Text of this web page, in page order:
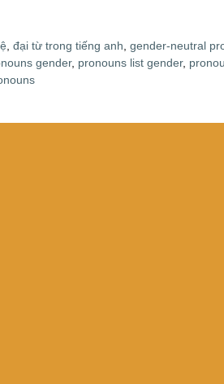
đại từ trong tiếng anh gender-neutral
gender, pronouns list gender,